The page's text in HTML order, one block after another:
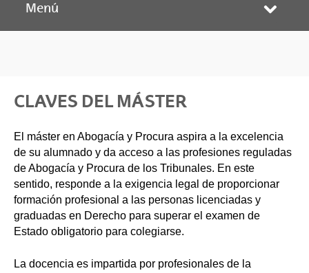
Menú
CLAVES DEL MÁSTER
El máster en Abogacía y Procura aspira a la excelencia
de su alumnado y da acceso a las profesiones reguladas
de Abogacía y Procura de los Tribunales. En este
sentido, responde a la exigencia legal de proporcionar
formación profesional a las personas licenciadas y
graduadas en Derecho para superar el examen de
Estado obligatorio para colegiarse.
La docencia es impartida por profesionales de la